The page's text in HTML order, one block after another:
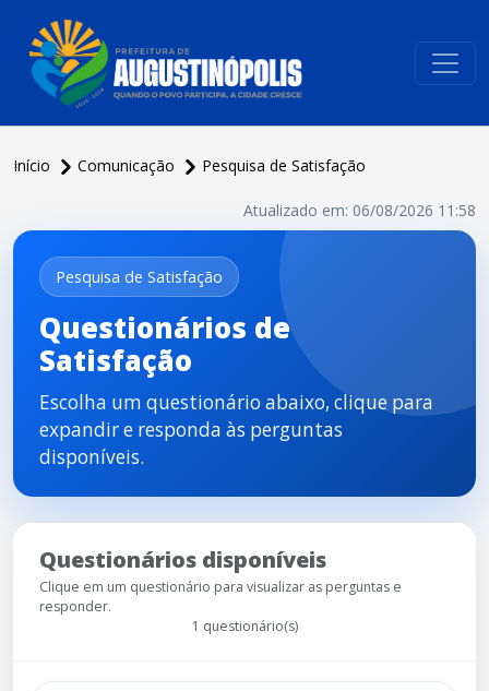
Início Comunicação Pesquisa de Satisfação
Atualizado em: 06/08/2026 11:58
Pesquisa de Satisfação
Questionários de
Satisfação
Escolha um questionário abaixo, clique para
expandir e responda às perguntas
disponíveis.
Questionários disponíveis
Clique em um questionário para visualizar as perguntas e
responder.
1 questionário(s)